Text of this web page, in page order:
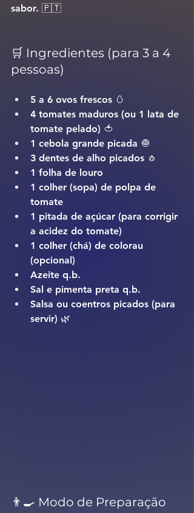
sabor. 🇵🇹
🛒 Ingredientes (para 3 a 4
pessoas)
5 a 6 ovos frescos 🥚
4 tomates maduros (ou 1 lata de
tomate pelado) 🍅
1 cebola grande picada 🧅
3 dentes de alho picados 🧄
1 folha de louro
1 colher (sopa) de polpa de
tomate
1 pitada de açúcar (para corrigir
a acidez do tomate)
1 colher (chá) de colorau
(opcional)
Azeite q.b.
Sal e pimenta preta q.b.
Salsa ou coentros picados (para
servir) 🌿
👨‍🍳 Modo de Preparação